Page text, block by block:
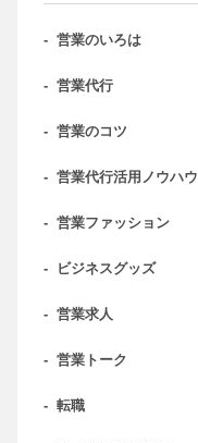
- 営業のいろは
- 営業代行
- 営業のコツ
- 営業代行活用ノウハウ
- 営業ファッション
- ビジネスグッズ
- 営業求人
- 営業トーク
- 転職